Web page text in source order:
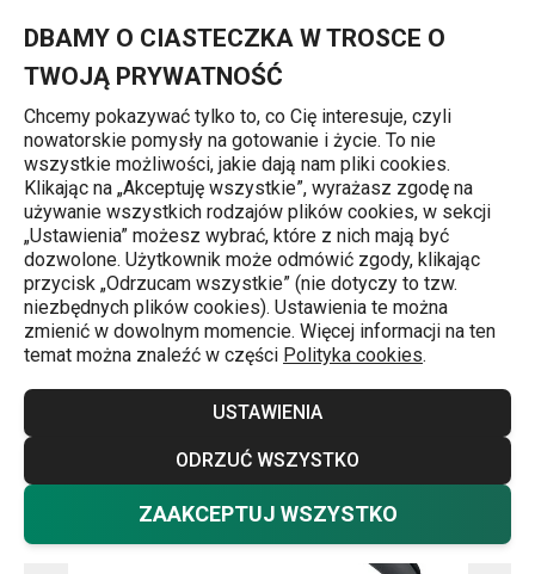
DBAMY O CIASTECZKA W TROSCE O
TWOJĄ PRYWATNOŚĆ
Chcemy pokazywać tylko to, co Cię interesuje, czyli
nowatorskie pomysły na gotowanie i życie. To nie
wszystkie możliwości, jakie dają nam pliki cookies.
Klikając na „Akceptuję wszystkie”, wyrażasz zgodę na
używanie wszystkich rodzajów plików cookies, w sekcji
„Ustawienia” możesz wybrać, które z nich mają być
dozwolone. Użytkownik może odmówić zgody, klikając
przycisk „Odrzucam wszystkie” (nie dotyczy to tzw.
niezbędnych plików cookies). Ustawienia te można
zmienić w dowolnym momencie. Więcej informacji na ten
temat można znaleźć w części Polityka cookies.
USTAWIENIA
ODRZUĆ WSZYSTKO
ZAAKCEPTUJ WSZYSTKO
Strona główna
Nóż do krojenia PRECIOSO 8 cm